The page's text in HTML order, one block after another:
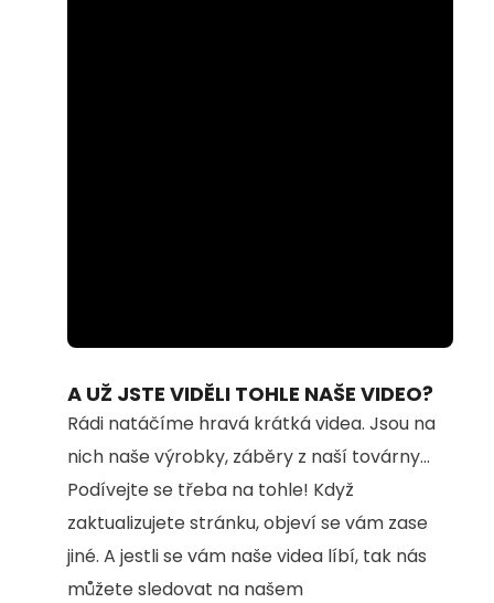
23.38%
A UŽ JSTE VIDĚLI TOHLE NAŠE VIDEO?
Rádi natáčíme hravá krátká videa. Jsou na
nich naše výrobky, záběry z naší továrny...
Podívejte se třeba na tohle! Když
zaktualizujete stránku, objeví se vám zase
jiné. A jestli se vám naše videa líbí, tak nás
můžete sledovat na našem